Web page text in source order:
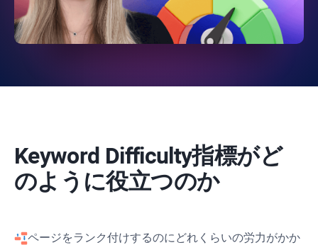
Keyword Difficulty指標がど
のように役立つのか
ページをランク付けするのにどれくらいの労力がかか